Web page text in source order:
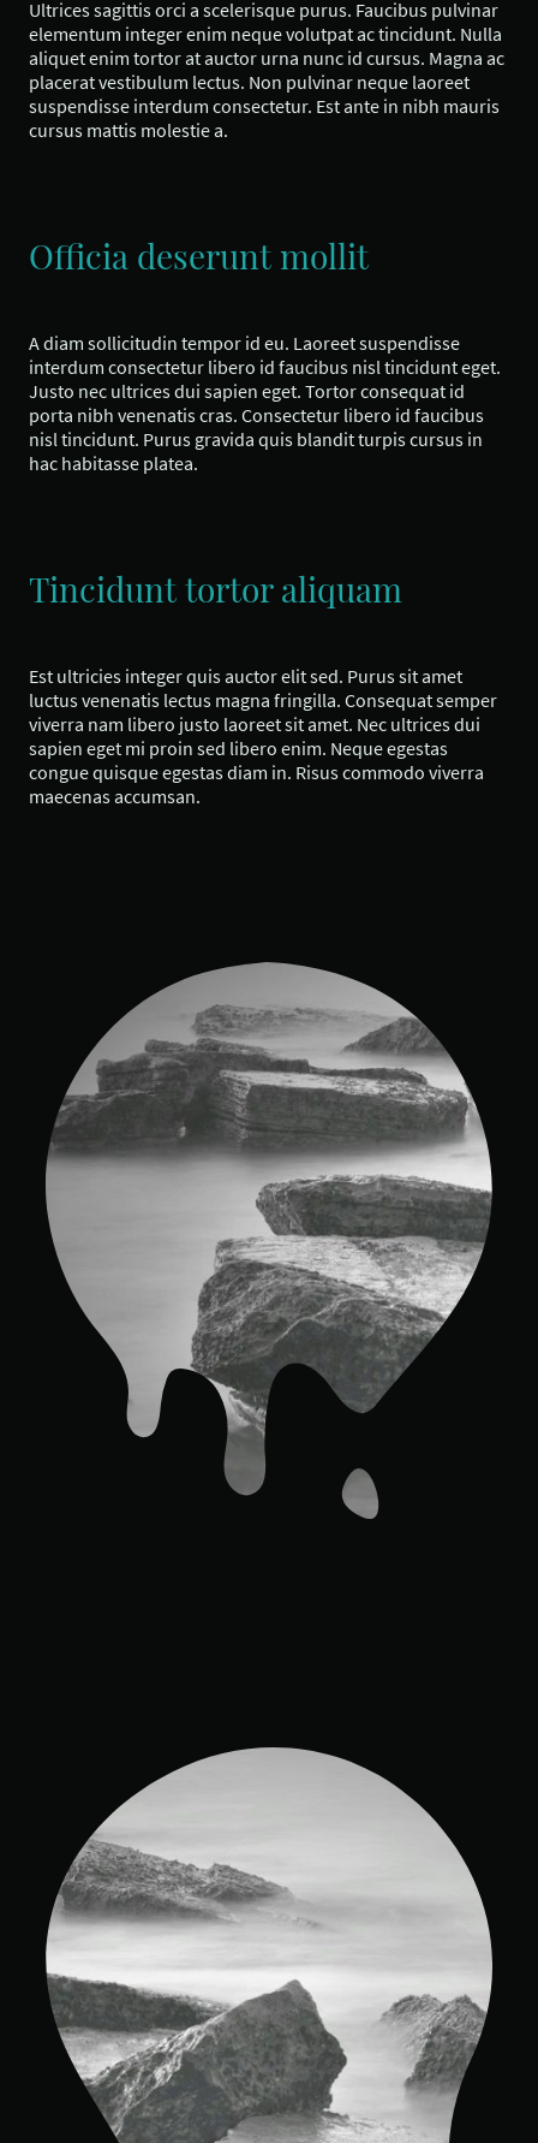
Ultrices sagittis orci a scelerisque purus. Faucibus pulvinar
elementum integer enim neque volutpat ac tincidunt. Nulla
aliquet enim tortor at auctor urna nunc id cursus. Magna ac
placerat vestibulum lectus. Non pulvinar neque laoreet
suspendisse interdum consectetur. Est ante in nibh mauris
cursus mattis molestie a.
Officia deserunt mollit
A diam sollicitudin tempor id eu. Laoreet suspendisse
interdum consectetur libero id faucibus nisl tincidunt eget.
Justo nec ultrices dui sapien eget. Tortor consequat id
porta nibh venenatis cras. Consectetur libero id faucibus
nisl tincidunt. Purus gravida quis blandit turpis cursus in
hac habitasse platea.
Tincidunt tortor aliquam
Est ultricies integer quis auctor elit sed. Purus sit amet
luctus venenatis lectus magna fringilla. Consequat semper
viverra nam libero justo laoreet sit amet. Nec ultrices dui
sapien eget mi proin sed libero enim. Neque egestas
congue quisque egestas diam in. Risus commodo viverra
maecenas accumsan.